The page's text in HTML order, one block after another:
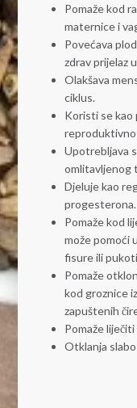
Pomaže kod
maternice i
Povećava
zdrav prijelaz
Olakšava
ciklus.
Koristi se kao
Upotrebljava
omlitavljenog
Djeluje kao
progesterona.
Pomaže kod
može pomoći
fisure ili
Pomaže
kod groznice
zapuštenih
Pomaže
Otklanja